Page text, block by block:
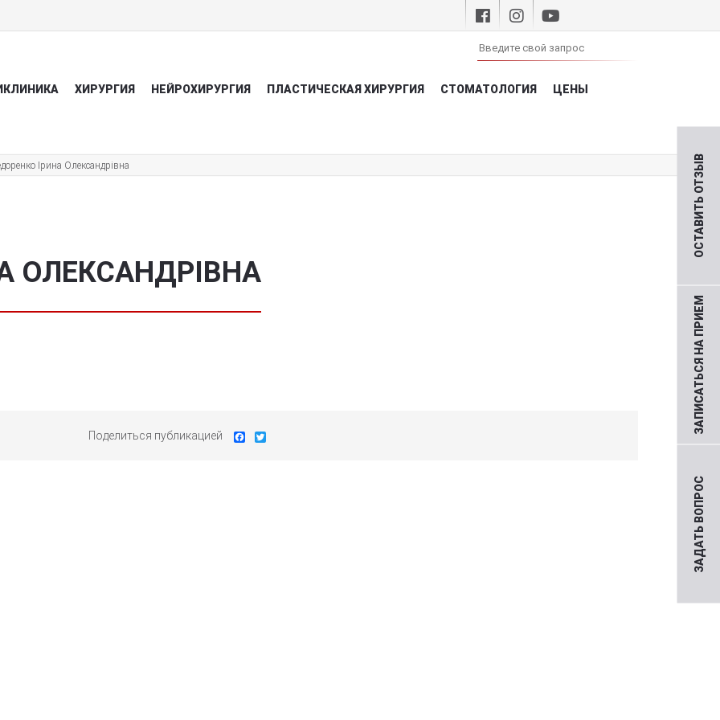
ХИРУРГИЯ НЕЙРОХИРУРГИЯ ПЛАСТИЧЕСКАЯ ХИРУРГИЯ СТОМАТОЛОГИЯ ЦЕНЫ
ЗАДАТЬ ВОПРОС
ЗАПИСАТЬСЯ НА ПРИЕМ
ОСТАВИТЬ ОТЗЫВ
Ірина Олександрівна
ОЛЕКСАНДРІВНА
Поделиться публикацией
Facebook
Twitter